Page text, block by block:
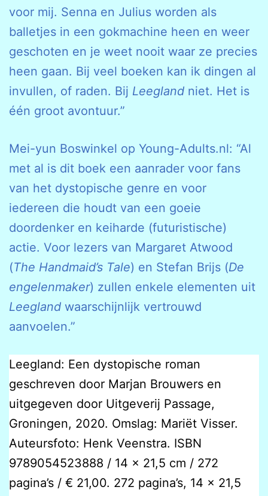
voor mij. Senna en Julius worden als
balletjes in een gokmachine heen en weer
geschoten en je weet nooit waar ze precies
heen gaan. Bij veel boeken kan ik dingen al
invullen, of raden. Bij Leegland niet. Het is
één groot avontuur.”
Mei-yun Boswinkel op Young-Adults.nl: “Al
met al is dit boek een aanrader voor fans
van het dystopische genre en voor
iedereen die houdt van een goeie
doordenker en keiharde (futuristische)
actie. Voor lezers van Margaret Atwood
(The Handmaid’s Tale) en Stefan Brijs (De
engelenmaker) zullen enkele elementen uit
Leegland waarschijnlijk vertrouwd
aanvoelen.”
Leegland: Een dystopische roman
geschreven door Marjan Brouwers en
uitgegeven door Uitgeverij Passage,
Groningen, 2020. Omslag: Mariët Visser.
Auteursfoto: Henk Veenstra. ISBN
9789054523888 / 14 x 21,5 cm / 272
pagina’s / € 21,00. 272 pagina’s, 14 x 21,5